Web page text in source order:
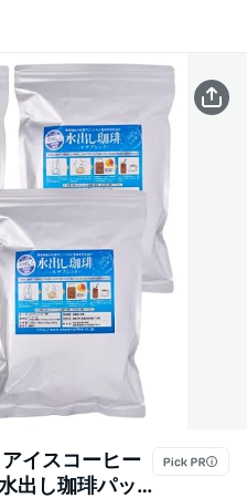
イスコーヒー
出し珈琲パッ